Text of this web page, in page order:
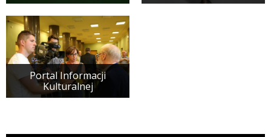
Portal Informacji
Kulturalnej